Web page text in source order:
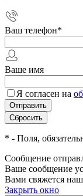
Ваш телефон*
Ваше имя
Я согласен на
* - Поля,
Сообщение
Ваше сообщение
Вами свяжется
Закрыть окно